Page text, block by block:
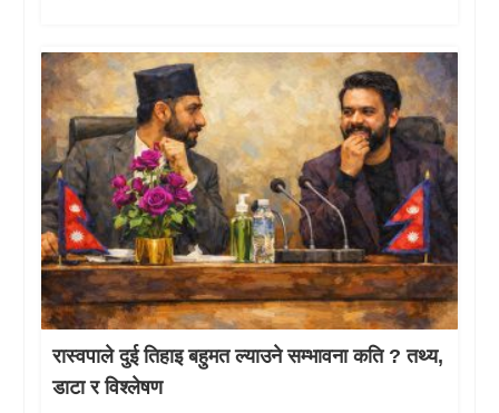
रास्वपाले दुई तिहाइ बहुमत ल्याउने सम्भावना कति ? तथ्य,
डाटा र विश्लेषण